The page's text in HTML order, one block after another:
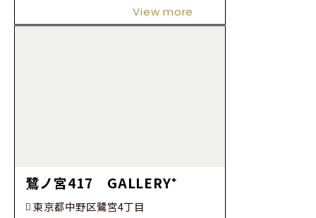
View more
鷺ノ宮417 GALLERY⁺
東京都中野区鷺宮4丁目